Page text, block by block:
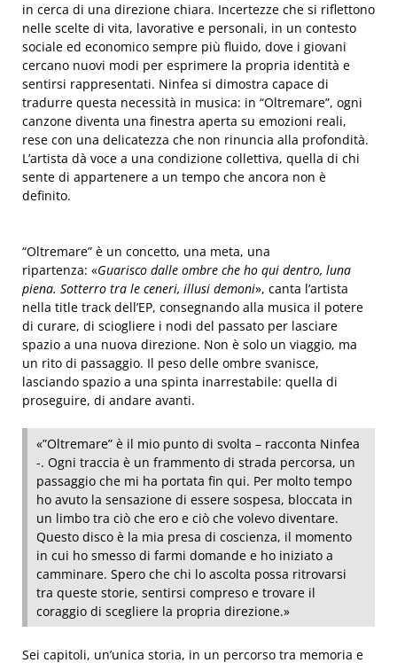
in cerca di una direzione chiara. Incertezze che si riflettono
nelle scelte di vita, lavorative e personali, in un contesto
sociale ed economico sempre più fluido, dove i giovani
cercano nuovi modi per esprimere la propria identità e
sentirsi rappresentati. Ninfea si dimostra capace di
tradurre questa necessità in musica: in “Oltremare”, ogni
canzone diventa una finestra aperta su emozioni reali,
rese con una delicatezza che non rinuncia alla profondità.
L’artista dà voce a una condizione collettiva, quella di chi
sente di appartenere a un tempo che ancora non è
definito.
“Oltremare” è un concetto, una meta, una
ripartenza: «Guarisco dalle ombre che ho qui dentro, luna
piena. Sotterro tra le ceneri, illusi demoni», canta l’artista
nella title track dell’EP, consegnando alla musica il potere
di curare, di sciogliere i nodi del passato per lasciare
spazio a una nuova direzione. Non è solo un viaggio, ma
un rito di passaggio. Il peso delle ombre svanisce,
lasciando spazio a una spinta inarrestabile: quella di
proseguire, di andare avanti.
«”Oltremare” è il mio punto di svolta – racconta Ninfea
-. Ogni traccia è un frammento di strada percorsa, un
passaggio che mi ha portata fin qui. Per molto tempo
ho avuto la sensazione di essere sospesa, bloccata in
un limbo tra ciò che ero e ciò che volevo diventare.
Questo disco è la mia presa di coscienza, il momento
in cui ho smesso di farmi domande e ho iniziato a
camminare. Spero che chi lo ascolta possa ritrovarsi
tra queste storie, sentirsi compreso e trovare il
coraggio di scegliere la propria direzione.»
Sei capitoli, un’unica storia, in un percorso tra memoria e